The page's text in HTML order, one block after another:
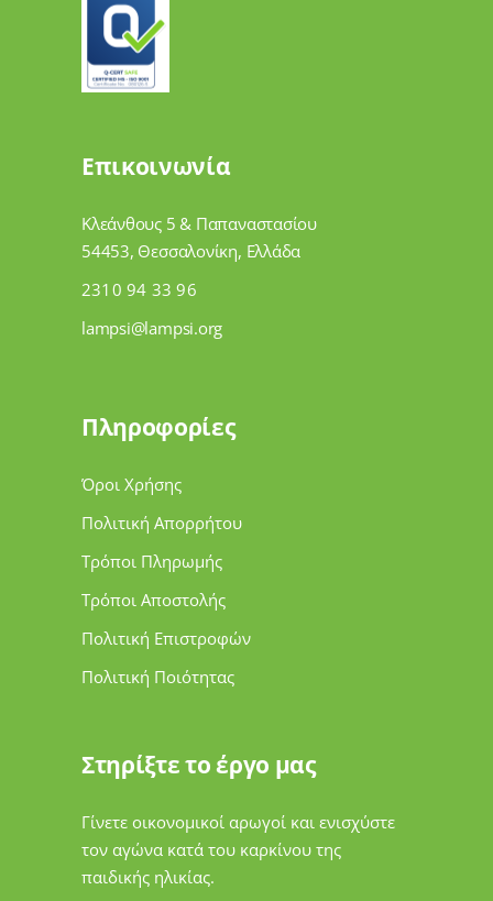
Επικοινωνία
Κλεάνθους 5 & Παπαναστασίου
54453, Θεσσαλονίκη, Ελλάδα
2310 94 33 96
lampsi@lampsi.org
Πληροφορίες
Όροι Χρήσης
Πολιτική Απορρήτου
Τρόποι Πληρωμής
Τρόποι Αποστολής
Πολιτική Επιστροφών
Πολιτική Ποιότητας
Στηρίξτε το έργο μας
Γίνετε οικονομικοί αρωγοί και ενισχύστε
τον αγώνα κατά του καρκίνου της
παιδικής ηλικίας.